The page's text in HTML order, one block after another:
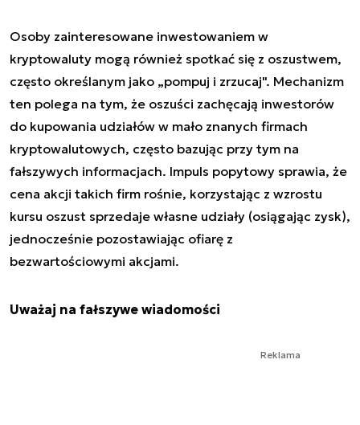
Osoby zainteresowane inwestowaniem w
kryptowaluty mogą również spotkać się z oszustwem,
często określanym jako „pompuj i zrzucaj". Mechanizm
ten polega na tym, że oszuści zachęcają inwestorów
do kupowania udziałów w mało znanych firmach
kryptowalutowych, często bazując przy tym na
fałszywych informacjach. Impuls popytowy sprawia, że
cena akcji takich firm rośnie, korzystając z wzrostu
kursu oszust sprzedaje własne udziały (osiągając zysk),
jednocześnie pozostawiając ofiarę z
bezwartościowymi akcjami.
Uważaj na fałszywe wiadomości
Reklama